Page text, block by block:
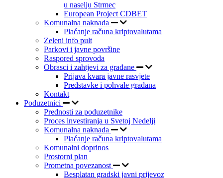
u naselju Strmec
European Project CDBET
Komunalna naknada
Plaćanje računa kriptovalutama
Zeleni info pult
Parkovi i javne površine
Raspored sprovoda
Obrasci i zahtjevi za građane
Prijava kvara javne rasvjete
Predstavke i pohvale građana
Kontakt
Poduzetnici
Prednosti za poduzetnike
Proces investiranja u Svetoj Nedelji
Komunalna naknada
Plaćanje računa kriptovalutama
Komunalni doprinos
Prostorni plan
Prometna povezanost
Besplatan gradski javni prijevoz